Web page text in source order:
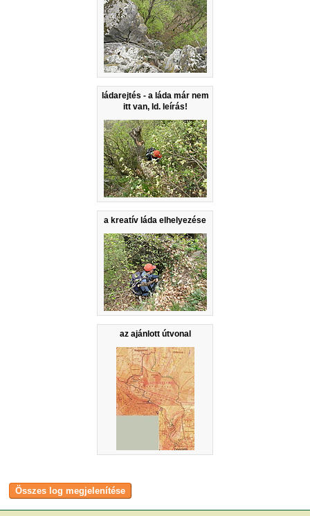
ládarejtés - a láda már nem
itt van, ld. leírás!
a kreatív láda elhelyezése
az ajánlott útvonal